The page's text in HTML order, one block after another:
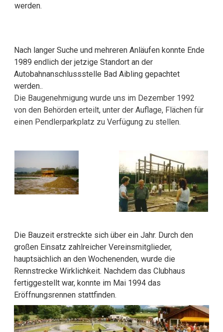
werden.
Nach langer Suche und mehreren Anläufen konnte Ende
1989 endlich der jetzige Standort an der
Autobahnanschlussstelle Bad Aibling gepachtet
werden..
Die Baugenehmigung wurde uns im Dezember 1992
von den Behörden erteilt, unter der Auflage, Flächen für
einen Pendlerparkplatz zu Verfügung zu stellen.
Die Bauzeit erstreckte sich über ein Jahr. Durch den
großen Einsatz zahlreicher Vereinsmitglieder,
hauptsächlich an den Wochenenden, wurde die
Rennstrecke Wirklichkeit. Nachdem das Clubhaus
fertiggestellt war, konnte im Mai 1994 das
Eröffnungsrennen stattfinden.